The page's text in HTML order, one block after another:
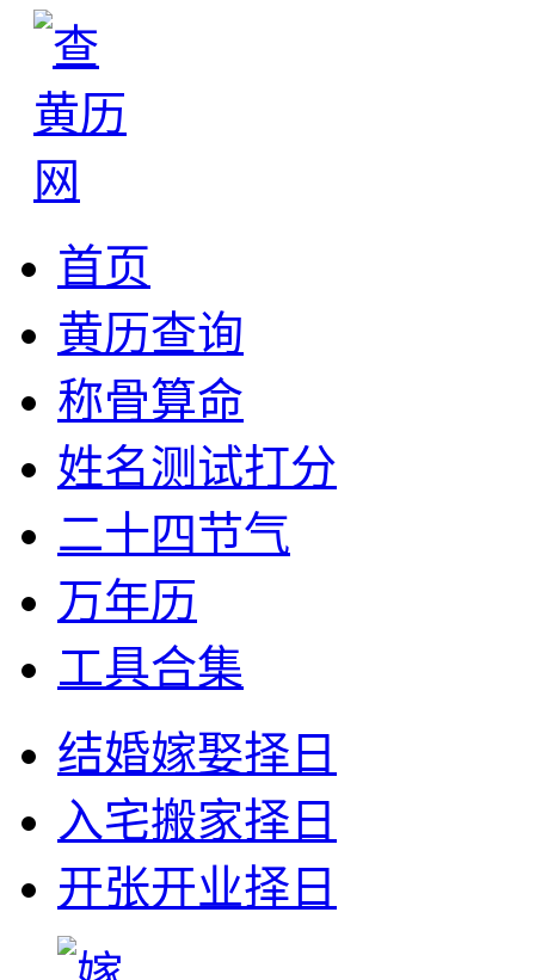
首页
黄历查询
称骨算命
姓名测试打分
二十四节气
万年历
工具合集
结婚嫁娶择日
入宅搬家择日
开张开业择日